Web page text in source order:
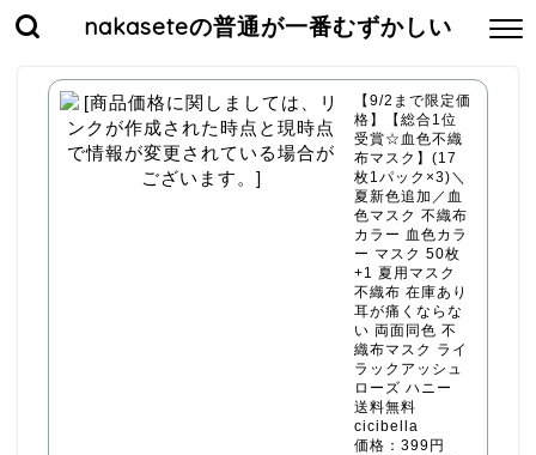
nakaseteの普通が一番むずかしい
【9/2まで限定価
格】【総合1位
受賞☆血色不織
布マスク】(17
枚1パック×3)＼
夏新色追加／血
色マスク 不織布
カラー 血色カラ
ー マスク 50枚
+1 夏用マスク
不織布 在庫あり
耳が痛くならな
い 両面同色 不
織布マスク ライ
ラックアッシュ
ローズ ハニー
送料無料
cicibella
価格：399円